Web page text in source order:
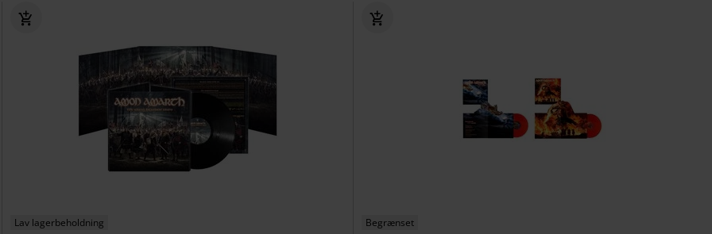
Lav lagerbeholdning Begrænset